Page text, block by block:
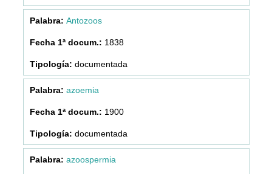
Antozoos
1838
documentada
azoemia
1900
documentada
azoospermia